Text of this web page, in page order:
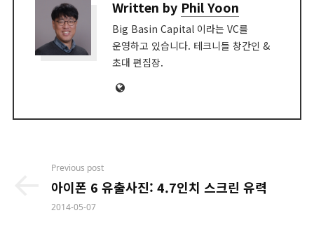
Written by Phil Yoon
Big Basin Capital 이라는 VC를
운영하고 있습니다. 테크니들 창간인 &
초대 편집장.
Website
navigation
Previous post
아이폰 6 유출사진: 4.7인치 스크린 유력
2014-05-07